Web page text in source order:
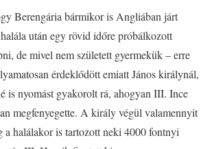
Berengária bármikor is Angliában járt
után egy rövid időre próbálkozott
de mivel nem született gyermekük – erre
érdeklődött emiatt János királynál,
is nyomást gyakorolt rá, ahogyan III. Ince
megfenyegette. A király végül valamennyit
a halálakor is tartozott neki 4000 fontnyi